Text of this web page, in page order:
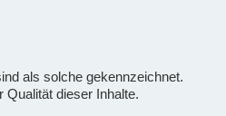
als solche gekennzeichnet.
Qualität dieser Inhalte.